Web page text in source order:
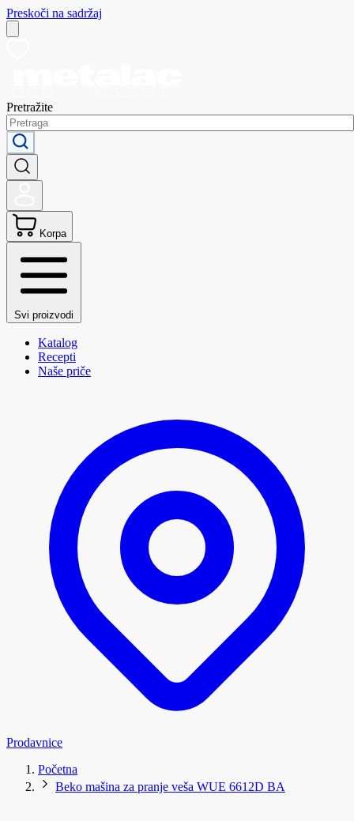
Preskoči na sadržaj
Pretražite
Korpa
Svi proizvodi
Katalog
Recepti
Naše priče
Prodavnice
Početna
Beko mašina za pranje veša WUE 6612D BA